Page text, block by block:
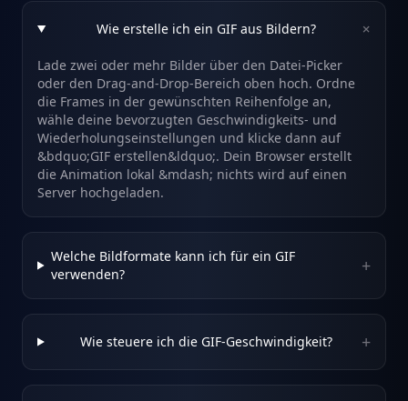
Wie erstelle ich ein GIF aus Bildern? +
Lade zwei oder mehr Bilder über den Datei-Picker
oder den Drag-and-Drop-Bereich oben hoch. Ordne
die Frames in der gewünschten Reihenfolge an,
wähle deine bevorzugten Geschwindigkeits- und
Wiederholungseinstellungen und klicke dann auf
&bdquo;GIF erstellen&ldquo;. Dein Browser erstellt
die Animation lokal &mdash; nichts wird auf einen
Server hochgeladen.
Welche Bildformate kann ich für ein GIF
verwenden?
+
Wie steuere ich die GIF-Geschwindigkeit? +